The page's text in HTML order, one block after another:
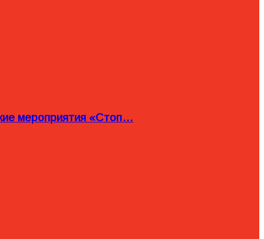
мероприятия «Стоп…